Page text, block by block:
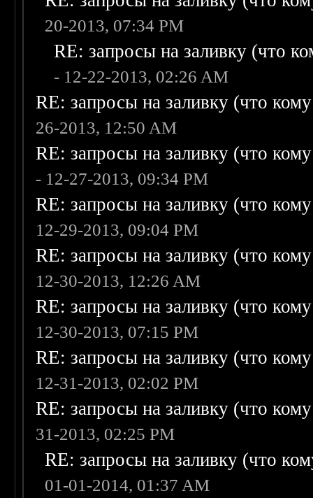
20-2013, 07:34 PM
RE: запросы на заливку (что
- 12-22-2013, 02:26 AM
RE: запросы на заливку (что
26-2013, 12:50 AM
RE: запросы на заливку (что
- 12-27-2013, 09:34 PM
RE: запросы на заливку (что
12-29-2013, 09:04 PM
RE: запросы на заливку (что
12-30-2013, 12:26 AM
RE: запросы на заливку (что
12-30-2013, 07:15 PM
RE: запросы на заливку (что
12-31-2013, 02:02 PM
RE: запросы на заливку (что
31-2013, 02:25 PM
RE: запросы на заливку (что
01-01-2014, 01:37 AM